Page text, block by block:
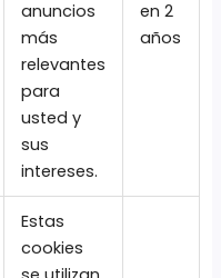
anuncios
más
relevantes
para
usted y
sus
intereses.
en 2
años
Estas
cookies